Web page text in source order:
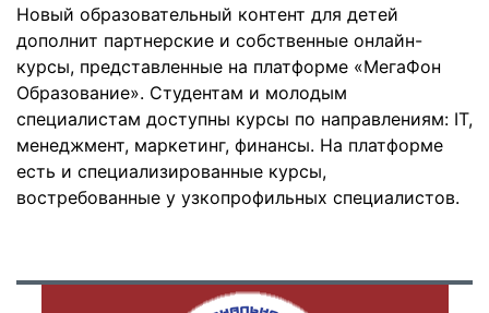
Новый образовательный контент для детей
дополнит партнерские и собственные онлайн-
курсы, представленные на платформе «МегаФон
Образование». Студентам и молодым
специалистам доступны курсы по направлениям: IT,
менеджмент, маркетинг, финансы. На платформе
есть и специализированные курсы,
востребованные у узкопрофильных специалистов.